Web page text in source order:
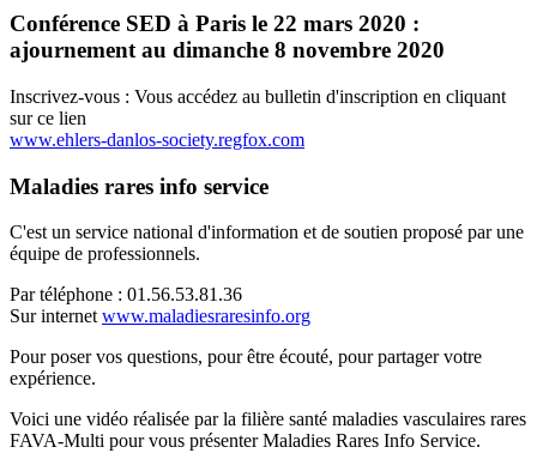
Conférence SED à Paris le 22 mars 2020 :
ajournement au dimanche 8 novembre 2020
Inscrivez-vous : Vous accédez au bulletin d'inscription en cliquant
sur ce lien
www.ehlers-danlos-society.regfox.com
Maladies rares info service
C'est un service national d'information et de soutien proposé par une
équipe de professionnels.
Par téléphone : 01.56.53.81.36
Sur internetwww.maladiesraresinfo.org
Pour poser vos questions, pour être écouté, pour partager votre
expérience.
Voici une vidéo réalisée par la filière santé maladies vasculaires rares
FAVA-Multi pour vous présenter Maladies Rares Info Service.